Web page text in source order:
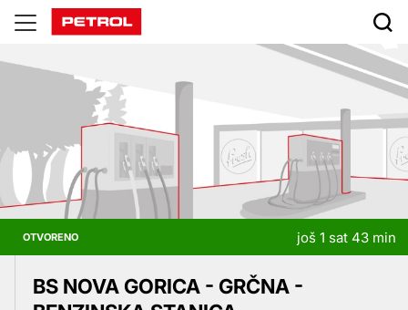
Prodajna
mjesta
OTVORENO još 1 sat 43 min
BS NOVA GORICA - GRČNA -